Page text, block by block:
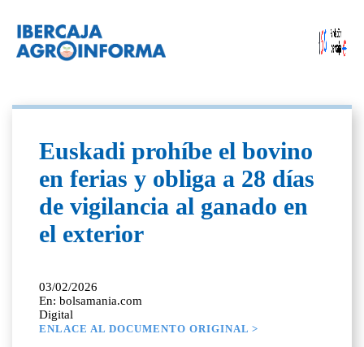
Euskadi prohíbe el bovino
en ferias y obliga a 28 días
de vigilancia al ganado en
el exterior
03/02/2026
En: bolsamania.com
Digital
ENLACE AL DOCUMENTO ORIGINAL >